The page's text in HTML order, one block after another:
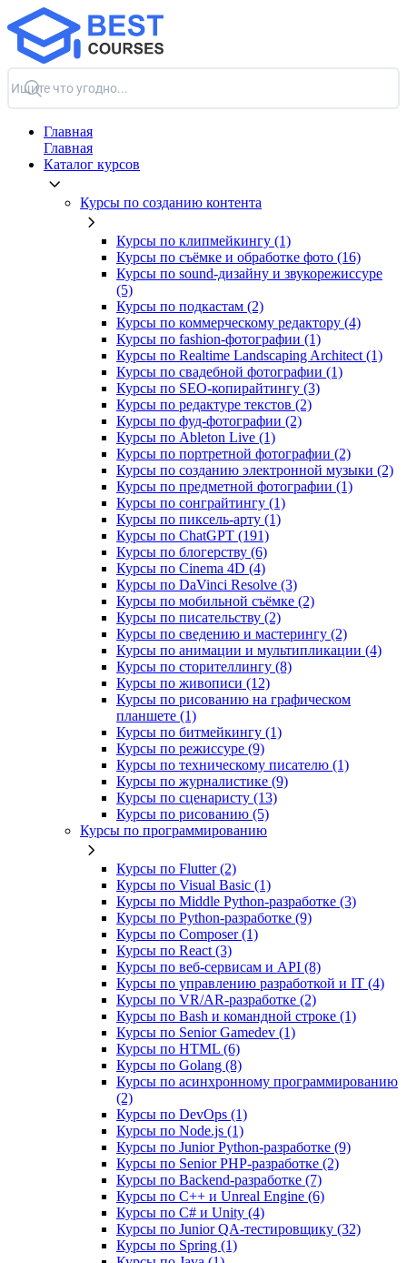
Главная
Главная
Каталог курсов
Курсы по созданию контента
Курсы по клипмейкингу (1)
Курсы по съёмке и обработке фото (16)
Курсы по sound-дизайну и звукорежиссуре
(5)
Курсы по подкастам (2)
Курсы по коммерческому редактору (4)
Курсы по fashion-фотографии (1)
Курсы по Realtime Landscaping Architect (1)
Курсы по свадебной фотографии (1)
Курсы по SEO-копирайтингу (3)
Курсы по редактуре текстов (2)
Курсы по фуд-фотографии (2)
Курсы по Ableton Live (1)
Курсы по портретной фотографии (2)
Курсы по созданию электронной музыки (2)
Курсы по предметной фотографии (1)
Курсы по сонграйтингу (1)
Курсы по пиксель-арту (1)
Курсы по ChatGPT (191)
Курсы по блогерству (6)
Курсы по Cinema 4D (4)
Курсы по DaVinci Resolve (3)
Курсы по мобильной съёмке (2)
Курсы по писательству (2)
Курсы по сведению и мастерингу (2)
Курсы по анимации и мультипликации (4)
Курсы по сторителлингу (8)
Курсы по живописи (12)
Курсы по рисованию на графическом
планшете (1)
Курсы по битмейкингу (1)
Курсы по режиссуре (9)
Курсы по техническому писателю (1)
Курсы по журналистике (9)
Курсы по сценаристу (13)
Курсы по рисованию (5)
Курсы по программированию
Курсы по Flutter (2)
Курсы по Visual Basic (1)
Курсы по Middle Python-разработке (3)
Курсы по Python-разработке (9)
Курсы по Composer (1)
Курсы по React (3)
Курсы по веб‑сервисам и API (8)
Курсы по управлению разработкой и IT (4)
Курсы по VR/AR‑разработке (2)
Курсы по Bash и командной строке (1)
Курсы по Senior Gamedev (1)
Курсы по HTML (6)
Курсы по Golang (8)
Курсы по асинхронному программированию
(2)
Курсы по DevOps (1)
Курсы по Node.js (1)
Курсы по Junior Python-разработке (9)
Курсы по Senior PHP-разработке (2)
Курсы по Backend‑разработке (7)
Курсы по C++ и Unreal Engine (6)
Курсы по C# и Unity (4)
Курсы по Junior QA-тестировщику (32)
Курсы по Spring (1)